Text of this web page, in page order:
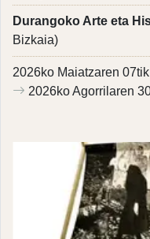
Durangoko Arte eta
Bizkaia)
2026ko Maiatzaren 07tik
2026ko Agorrilaren